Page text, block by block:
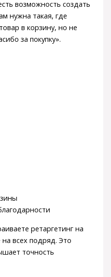
возможность создать
нужна такая, где
в корзину, но не
за покупку».
ретаргетинг на
всех подряд. Это
точность